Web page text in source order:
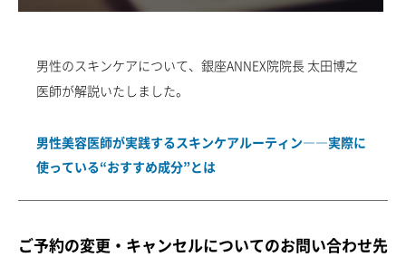
採用情報
初めてご来院の方 診察券をお持ちの方
ご予約・ご相談フォーム
男性のスキンケアについて、銀座ANNEX院院長 太田博之
医師が解説いたしました。
男性美容医師が実践するスキンケアルーティン――実際に
使っている“おすすめ成分”とは
ご予約の変更・キャンセルについてのお問い合わせ先